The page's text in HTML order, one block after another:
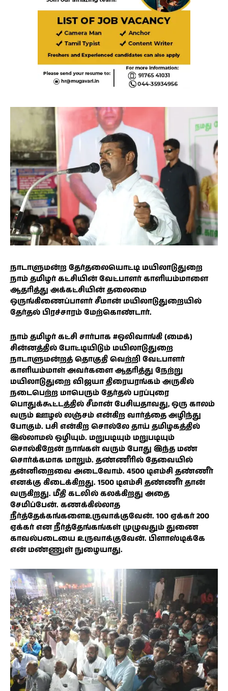
நாடாளுமன்ற தேர்தலையொட்டி மயிலாடுதுறை
நாம் தமிழர் கட்சியின் வேட்பாளர் காளியம்மாளை
ஆதரித்து அக்கட்சியின் தலைமை
ஒருங்கிணைப்பாளர் சீமான் மயிலாடுதுறையில்
தேர்தல் பிரச்சாரம் மேற்கொண்டார்.
நாம் தமிழர் கட்சி சார்பாக #ஒலிவாங்கி (மைக்)
சின்னத்தில் போட்டியிடும் மயிலாடுதுறை
நாடாளுமன்றத் தொகுதி வெற்றி வேட்பாளர்
காளியம்மாள் அவர்களை ஆதரித்து நேற்று
மயிலாடுதுறை விஜயா திரையரங்கம் அருகில்
நடைபெற்ற மாபெரும் தேர்தல் பரப்புரை
பொதுக்கூட்டத்தில் சீமான் பேசியதாவது, ஒரு காலம்
வரும் ஊழல் லஞ்சம் என்கிற வார்த்தை அழிந்து
போகும். பசி என்கிற சொல்லே தாய் தமிழகத்தில்
இல்லாமல் ஒழியும். மறுபடியும் மறுபடியும்
சொல்கிறேன் நாங்கள் வரும் போது இந்த மண்
சொர்க்கமாக மாறும். தண்ணீரில் தேவையில்
தன்னிறைவை அடைவோம். 4500 டிஎம்சி தண்ணீர்
எனக்கு கிடைக்கிறது. 1500 டிஎம்சி தண்ணீர் தான்
வருகிறது. மீதி கடலில் கலக்கிறது அதை
சேமிப்பேன். கணக்கில்லாத
நீர்த்தேக்கங்களைஉருவாக்குவேன். 100 ஏக்கர் 200
ஏக்கர் என நீர்த்தேங்கங்கள் முழுவதும் துணை
காவல்படையை உருவாக்குவேன். பிளாஸ்டிக்கே
என் மண்ணுள் நுழையாது.